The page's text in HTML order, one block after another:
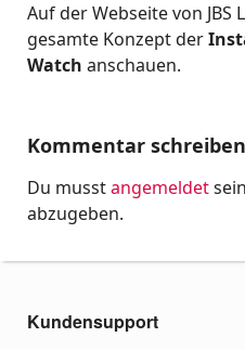
Auf der Webseite von JBS
gesamte Konzept der
Watch anschauen.
Kommentar schreiben
Du musstangemeldet
abzugeben.
Kundensupport